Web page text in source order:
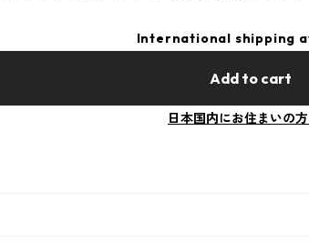
International shipping
Add to cart
日本国内にお住まいの